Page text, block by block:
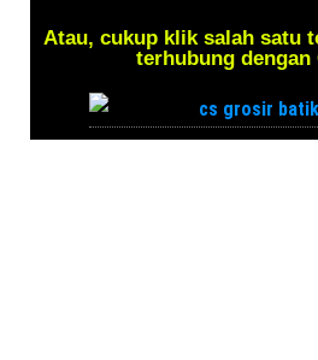
Atau, cukup klik salah satu
terhubung dengan